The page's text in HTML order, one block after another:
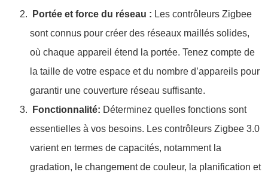
Portée et force du réseau : Les contrôleurs Zigbee
sont connus pour créer des réseaux maillés solides,
où chaque appareil étend la portée. Tenez compte de
la taille de votre espace et du nombre d’appareils pour
garantir une couverture réseau suffisante.
Fonctionnalité: Déterminez quelles fonctions sont
essentielles à vos besoins. Les contrôleurs Zigbee 3.0
varient en termes de capacités, notamment la
gradation, le changement de couleur, la planification et